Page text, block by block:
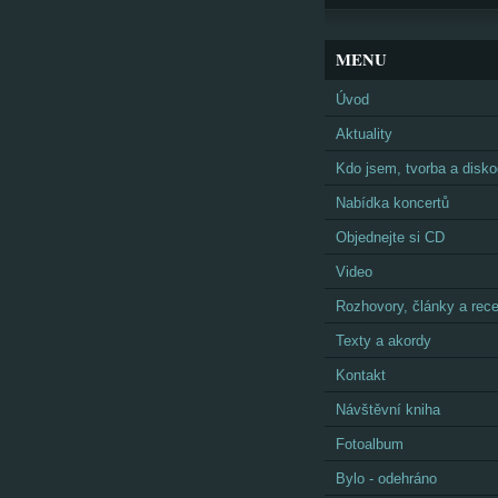
MENU
Úvod
Aktuality
Kdo jsem, tvorba a
Nabídka koncertů
Objednejte si CD
Video
Rozhovory, články a
Texty a akordy
Kontakt
Návštěvní kniha
Fotoalbum
Bylo - odehráno